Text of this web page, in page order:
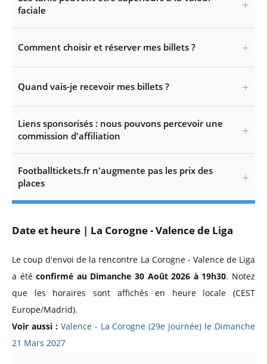
faciale
Comment choisir et réserver mes billets ?
Quand vais-je recevoir mes billets ?
Liens sponsorisés : nous pouvons percevoir une
commission d'affiliation
Footballtickets.fr n'augmente pas les prix des
places
Date et heure | La Corogne - Valence de Liga
Le coup d'envoi de la rencontre La Corogne - Valence de Liga
a étéconfirmé au Dimanche 30 Août 2026 à 19h30. Notez
que les horaires sont affichés en heure locale (CEST
Europe/Madrid).
Voir aussi : Valence - La Corogne (29e journée) le Dimanche
21 Mars 2027